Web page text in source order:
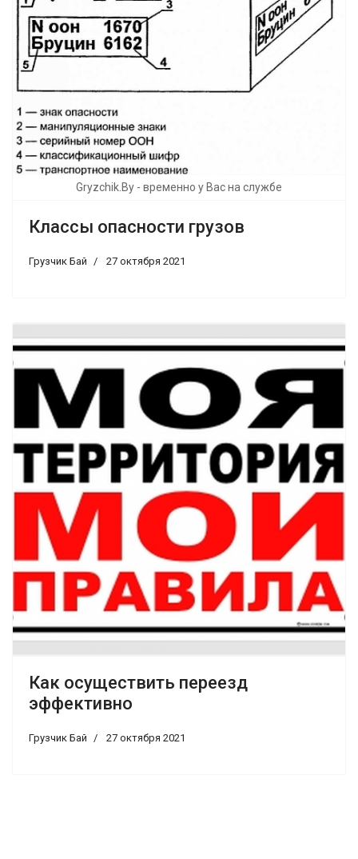
Gryzchik.By - временно у Вас на службе
Классы опасности грузов
Грузчик Бай 27 октября 2021
Как осуществить переезд
эффективно
Грузчик Бай 27 октября 2021